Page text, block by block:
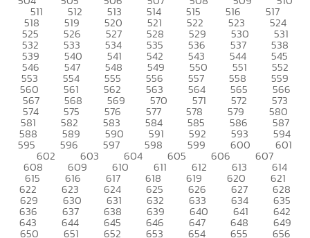
511 512 513 514 515 516 517
518 519 520 521 522 523 524
525 526 527 528 529 530 531
532 533 534 535 536 537 538
539 540 541 542 543 544 545
546 547 548 549 550 551 552
553 554 555 556 557 558 559
560 561 562 563 564 565 566
567 568 569 570 571 572 573
574 575 576 577 578 579 580
581 582 583 584 585 586 587
588 589 590 591 592 593 594
595 596 597 598 599 600 601
602 603 604 605 606 607
608 609 610 611 612 613 614
615 616 617 618 619 620 621
622 623 624 625 626 627 628
629 630 631 632 633 634 635
636 637 638 639 640 641 642
643 644 645 646 647 648 649
650 651 652 653 654 655 656